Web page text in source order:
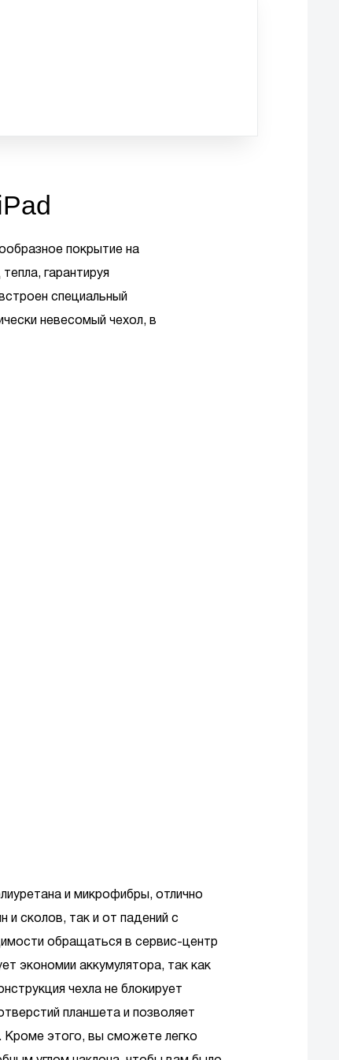
покрытие на
гарантируя
специальный
невесомый чехол, в
и микрофибры, отлично
сколов, так и от падений с
обращаться в сервис-центр
экономии аккумулятора, так как
чехла не блокирует
планшета и позволяет
Кроме этого, вы сможете легко